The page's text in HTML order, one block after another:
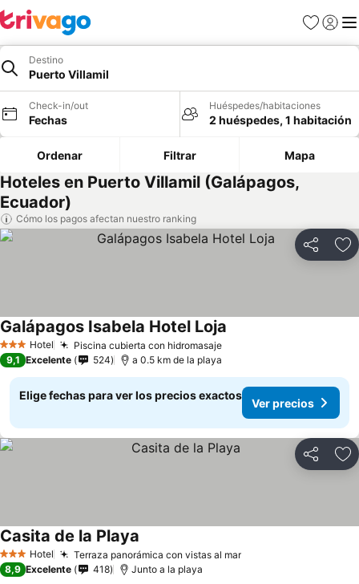
Favoritos
Iniciar
Destino
Puerto Villamil
Check-in/out
Fechas
Huéspedes/habitaciones
2 huéspedes, 1 habitación
Ordenar Filtrar Mapa
Hoteles en Puerto Villamil (Galápagos,
Ecuador)
Cómo los pagos afectan nuestro ranking
Compartir
3 Estrellas
Hotel Piscina cubierta con hidromasaje
Galápagos Isabela Hotel Loja
9,1 Excelente 524 a 0.5 km de la playa
Elige fechas para ver los precios exactos
Ver precios
Compartir
3 Estrellas
Hotel Terraza panorámica con vistas al mar
Casita de la Playa
8,9 Excelente 418 Junto a la playa